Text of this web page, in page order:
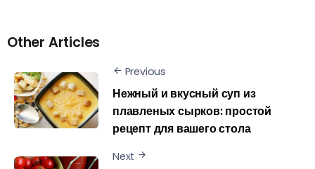
Other Articles
Previous
Нежный и вкусный суп из
плавленых сырков: простой
рецепт для вашего стола
Next